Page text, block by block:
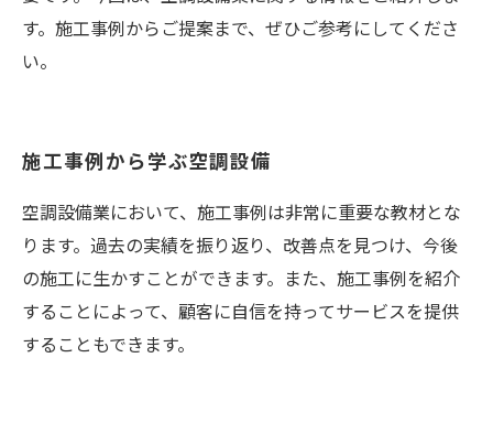
す。施工事例からご提案まで、ぜひご参考にしてくださ
い。
施工事例から学ぶ空調設備
空調設備業において、施工事例は非常に重要な教材とな
ります。過去の実績を振り返り、改善点を見つけ、今後
の施工に生かすことができます。また、施工事例を紹介
することによって、顧客に自信を持ってサービスを提供
することもできます。